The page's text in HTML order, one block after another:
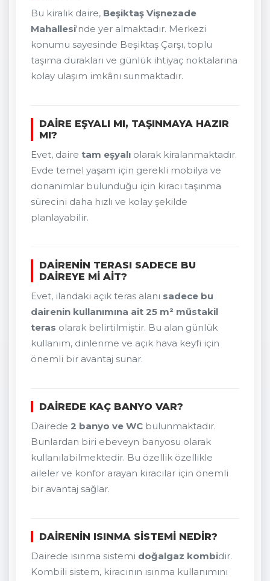
Bu kiralık daire, Beşiktaş Vişnezade
Mahallesi'nde yer almaktadır. Merkezi
konumu sayesinde Beşiktaş Çarşı, toplu
taşıma durakları ve günlük ihtiyaç noktalarına
kolay ulaşım imkânı sunmaktadır.
DAIRE EŞYALI MI, TAŞINMAYA HAZIR
MI?
Evet, daire tam eşyalı olarak kiralanmaktadır.
Evde temel yaşam için gerekli mobilya ve
donanımlar bulunduğu için kiracı taşınma
sürecini daha hızlı ve kolay şekilde
planlayabilir.
DAIRENIN TERASI SADECE BU
DAIREYE MI AIT?
Evet, ilandaki açık teras alanı sadece bu
dairenin kullanımına ait 25 m² müstakil
teras olarak belirtilmiştir. Bu alan günlük
kullanım, dinlenme ve açık hava keyfi için
önemli bir avantaj sunar.
DAIREDE KAÇ BANYO VAR?
Dairede 2 banyo ve WC bulunmaktadır.
Bunlardan biri ebeveyn banyosu olarak
kullanılabilmektedir. Bu özellik özellikle
aileler ve konfor arayan kiracılar için önemli
bir avantaj sağlar.
DAIRENIN ISINMA SISTEMI NEDIR?
Dairede ısınma sistemi doğalgaz kombidir.
Kombili sistem, kiracının ısınma kullanımını